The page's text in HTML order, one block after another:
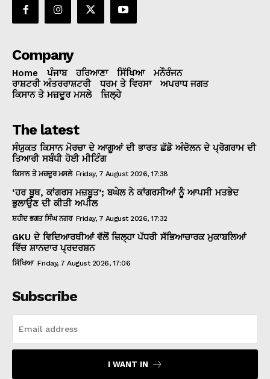
Company
Home ਪੰਜਾਬ ਹਰਿਆਣਾ ਸਿੱਖਿਆ
ਮਨੌਰੰਜਨ
ਰਾਸ਼ਟਰੀ ਅੰਤਰਰਾਸ਼ਟਰੀ
ਧਰਮ ਤੇ ਵਿਰਸਾ
ਅਪਰਾਧ ਜਗਤ
ਕਿਸਾਨ ਤੇ ਮਜ਼ਦੂਰ ਮਸਲੇ
ਜ਼ਿਲ੍ਹੇ
The latest
ਸੰਯੁਕਤ ਕਿਸਾਨ ਮੋਰਚਾ ਦੇ ਆਗੂਆਂ ਦੀ ਭਾਰਤ ਛੱਡੋ ਅੰਦੋਲਨ ਦੇ ਪ੍ਰੋਗਰਾਮ ਦੀ
ਤਿਆਰੀ ਸਬੰਧੀ ਹੋਈ ਮੀਟਿੰਗ
ਕਿਸਾਨ ਤੇ ਮਜ਼ਦੂਰ ਮਸਲੇ Friday, 7 August 2026, 17:38
‘ਹਰ ਬੂਥ, ਕਾਂਗਰਸ ਮਜ਼ਬੂਤ’; ਬਘੇਲ ਨੇ ਕਾਂਗਰਸੀਆਂ ਨੂੰ ਆਪਸੀ ਮਤਭੇਦ
ਭੁਲਾਉਣ ਦੀ ਕੀਤੀ ਅਪੀਲ
ਸ਼ਹੀਦ ਭਗਤ ਸਿੰਘ ਨਗਰ Friday, 7 August 2026, 17:32
GKU ਦੇ ਵਿਦਿਆਰਥੀਆਂ ਵੱਲੋਂ ਜ਼ਿਲ੍ਹਾ ਪੱਧਰੀ ਸੱਭਿਆਚਾਰਕ ਮੁਕਾਬਲਿਆਂ
ਵਿੱਚ ਸ਼ਾਨਦਾਰ ਪ੍ਰਦਰਸ਼ਨ
ਸਿੱਖਿਆ Friday, 7 August 2026, 17:06
Subscribe
I WANT IN